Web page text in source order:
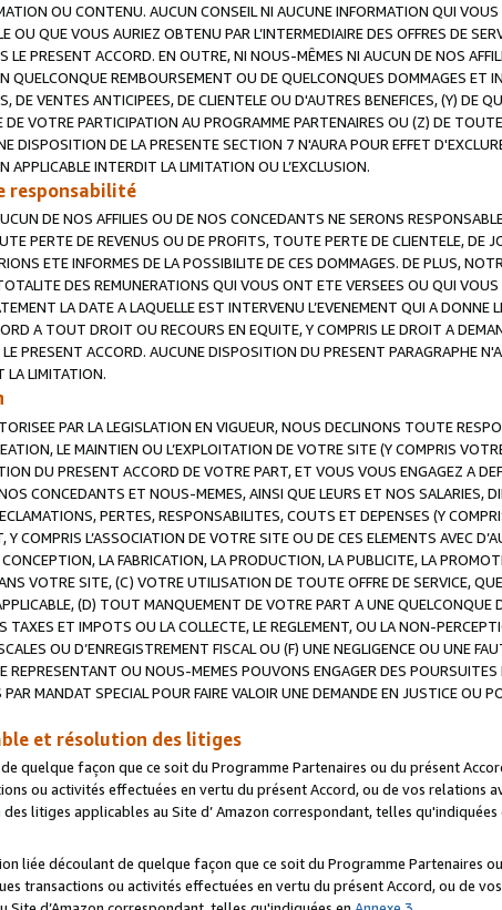
OU CONTENU. AUCUN CONSEIL NI AUCUNE INFORMATION QUI
OU QUE VOUS AURIEZ OBTENU PAR L’INTERMEDIAIRE DES OFFRES DE
LE PRESENT ACCORD. EN OUTRE, NI NOUS-MÊMES NI AUCUN DE NOS
QUELCONQUE REMBOURSEMENT OU DE QUELCONQUES DOMMAGES
DE VENTES ANTICIPEES, DE CLIENTELE OU D'AUTRES BENEFICES, (Y) DE
DE VOTRE PARTICIPATION AU PROGRAMME PARTENAIRES OU (Z) DE
DISPOSITION DE LA PRESENTE SECTION 7 N'AURA POUR EFFET
APPLICABLE INTERDIT LA LIMITATION OU L’EXCLUSION.
responsabilité
DE NOS AFFILIES OU DE NOS CONCEDANTS NE SERONS
PERTE DE REVENUS OU DE PROFITS, TOUTE PERTE DE CLIENTELE, DE
ETE INFORMES DE LA POSSIBILITE DE CES DOMMAGES. DE PLUS,
DES REMUNERATIONS QUI VOUS ONT ETE VERSEES OU QUI
LA DATE A LAQUELLE EST INTERVENU L’EVENEMENT QUI A
A TOUT DROIT OU RECOURS EN EQUITE, Y COMPRIS LE DROIT A
LE PRESENT ACCORD. AUCUNE DISPOSITION DU PRESENT PARAGRAPHE
LA LIMITATION.
PAR LA LEGISLATION EN VIGUEUR, NOUS DECLINONS TOUTE
LE MAINTIEN OU L’EXPLOITATION DE VOTRE SITE (Y COMPRIS
DU PRESENT ACCORD DE VOTRE PART, ET VOUS VOUS ENGAGEZ A
CONCEDANTS ET NOUS-MEMES, AINSI QUE LEURS ET NOS SALARIES,
PERTES, RESPONSABILITES, COUTS ET DEPENSES (Y
Y COMPRIS L’ASSOCIATION DE VOTRE SITE OU DE CES ELEMENTS AVEC
LA FABRICATION, LA PRODUCTION, LA PUBLICITE, LA
VOTRE SITE, (C) VOTRE UTILISATION DE TOUTE OFFRE DE SERVICE,
(D) TOUT MANQUEMENT DE VOTRE PART A UNE
TAXES ET IMPOTS OU LA COLLECTE, LE REGLEMENT, OU LA NON-
OU D’ENREGISTREMENT FISCAL OU (F) UNE NEGLIGENCE OU UNE
REPRESENTANT OU NOUS-MEMES POUVONS ENGAGER DES
MANDAT SPECIAL POUR FAIRE VALOIR UNE DEMANDE EN JUSTICE
et résolution des litiges
quelque façon que ce soit du Programme Partenaires ou du présent
ou activités effectuées en vertu du présent Accord, ou de vos relations
litiges applicables au Site d’ Amazon correspondant, telles qu'indiquées
liée découlant de quelque façon que ce soit du Programme Partenaires
transactions ou activités effectuées en vertu du présent Accord, ou de